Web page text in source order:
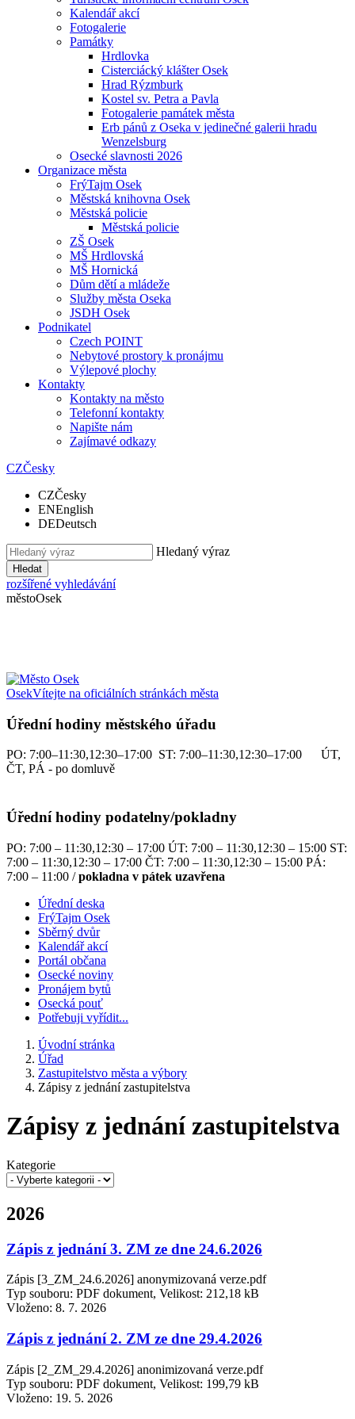
Kalendář akcí
Fotogalerie
Památky
Hrdlovka
Cisterciácký klášter Osek
Hrad Rýzmburk
Kostel sv. Petra a Pavla
Fotogalerie památek města
Erb pánů z Oseka v jedinečné galerii hradu
Wenzelsburg
Osecké slavnosti 2026
Organizace města
FrýTajm Osek
Městská knihovna Osek
Městská policie
Městská policie
ZŠ Osek
MŠ Hrdlovská
MŠ Hornická
Dům dětí a mládeže
Služby města Oseka
JSDH Osek
Podnikatel
Czech POINT
Nebytové prostory k pronájmu
Výlepové plochy
Kontakty
Kontakty na město
Telefonní kontakty
Napište nám
Zajímavé odkazy
CZČesky
CZČesky
ENEnglish
DEDeutsch
Hledaný výraz
Hledat
rozšířené vyhledávání
městoOsek
OsekVítejte na oficiálních stránkách města
Úřední hodiny městského úřadu
PO: 7:00–11:30,12:30–17:00 ST: 7:00–11:30,12:30–17:00 ÚT,
ČT, PÁ - po domluvě
Úřední hodiny podatelny/pokladny
PO: 7:00 – 11:30,12:30 – 17:00 ÚT: 7:00 – 11:30,12:30 – 15:00 ST:
7:00 – 11:30,12:30 – 17:00 ČT: 7:00 – 11:30,12:30 – 15:00 PÁ:
7:00 – 11:00 /pokladna v pátek uzavřena
Úřední deska
FrýTajm Osek
Sběrný dvůr
Kalendář akcí
Portál občana
Osecké noviny
Pronájem bytů
Osecká pouť
Potřebuji vyřídit...
Úvodní stránka
Úřad
Zastupitelstvo města a výbory
Zápisy z jednání zastupitelstva
Zápisy z jednání zastupitelstva
Kategorie
2026
Zápis z jednání 3. ZM ze dne 24.6.2026
Zápis [3_ZM_24.6.2026] anonymizovaná verze.pdf
Typ souboru: PDF dokument, Velikost: 212,18 kB
Vloženo: 8. 7. 2026
Zápis z jednání 2. ZM ze dne 29.4.2026
Zápis [2_ZM_29.4.2026] anonimizovaná verze.pdf
Typ souboru: PDF dokument, Velikost: 199,79 kB
Vloženo: 19. 5. 2026